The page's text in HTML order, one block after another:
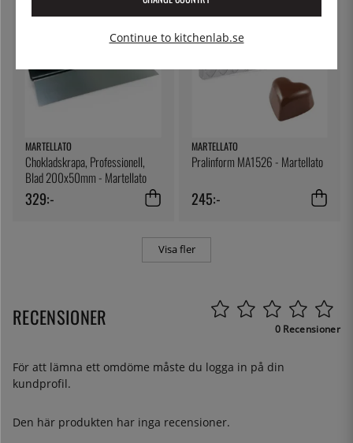
MARTELLATO
Chokladskrapa, Professionell,
Blad 200x50mm - Martellato
329:-
MARTELLATO
Pralinform MA1526 - Martellato
245:-
Visa fler
RECENSIONER 0 Recensioner
För att lämna ett omdöme måste du logga in på din
kundprofil.
Den här produkten har inga recensioner.
Continue to kitchenlab.se